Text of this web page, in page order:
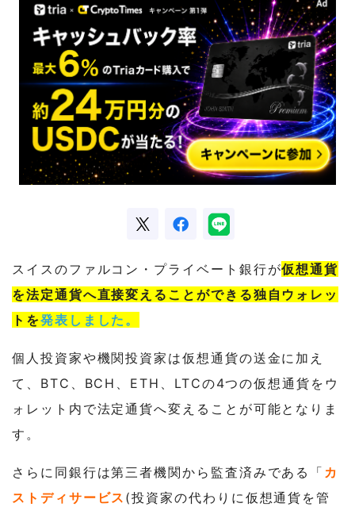
スイスのファルコン・プライベート銀行が仮想通貨
を法定通貨へ直接変えることができる独自ウォレッ
トを発表しました。
個人投資家や機関投資家は仮想通貨の送金に加え
て、BTC、BCH、ETH、LTCの4つの仮想通貨をウ
ォレット内で法定通貨へ変えることが可能となりま
す。
さらに同銀行は第三者機関から監査済みである「 カ
ストディサービス (投資家の代わりに仮想通貨を管